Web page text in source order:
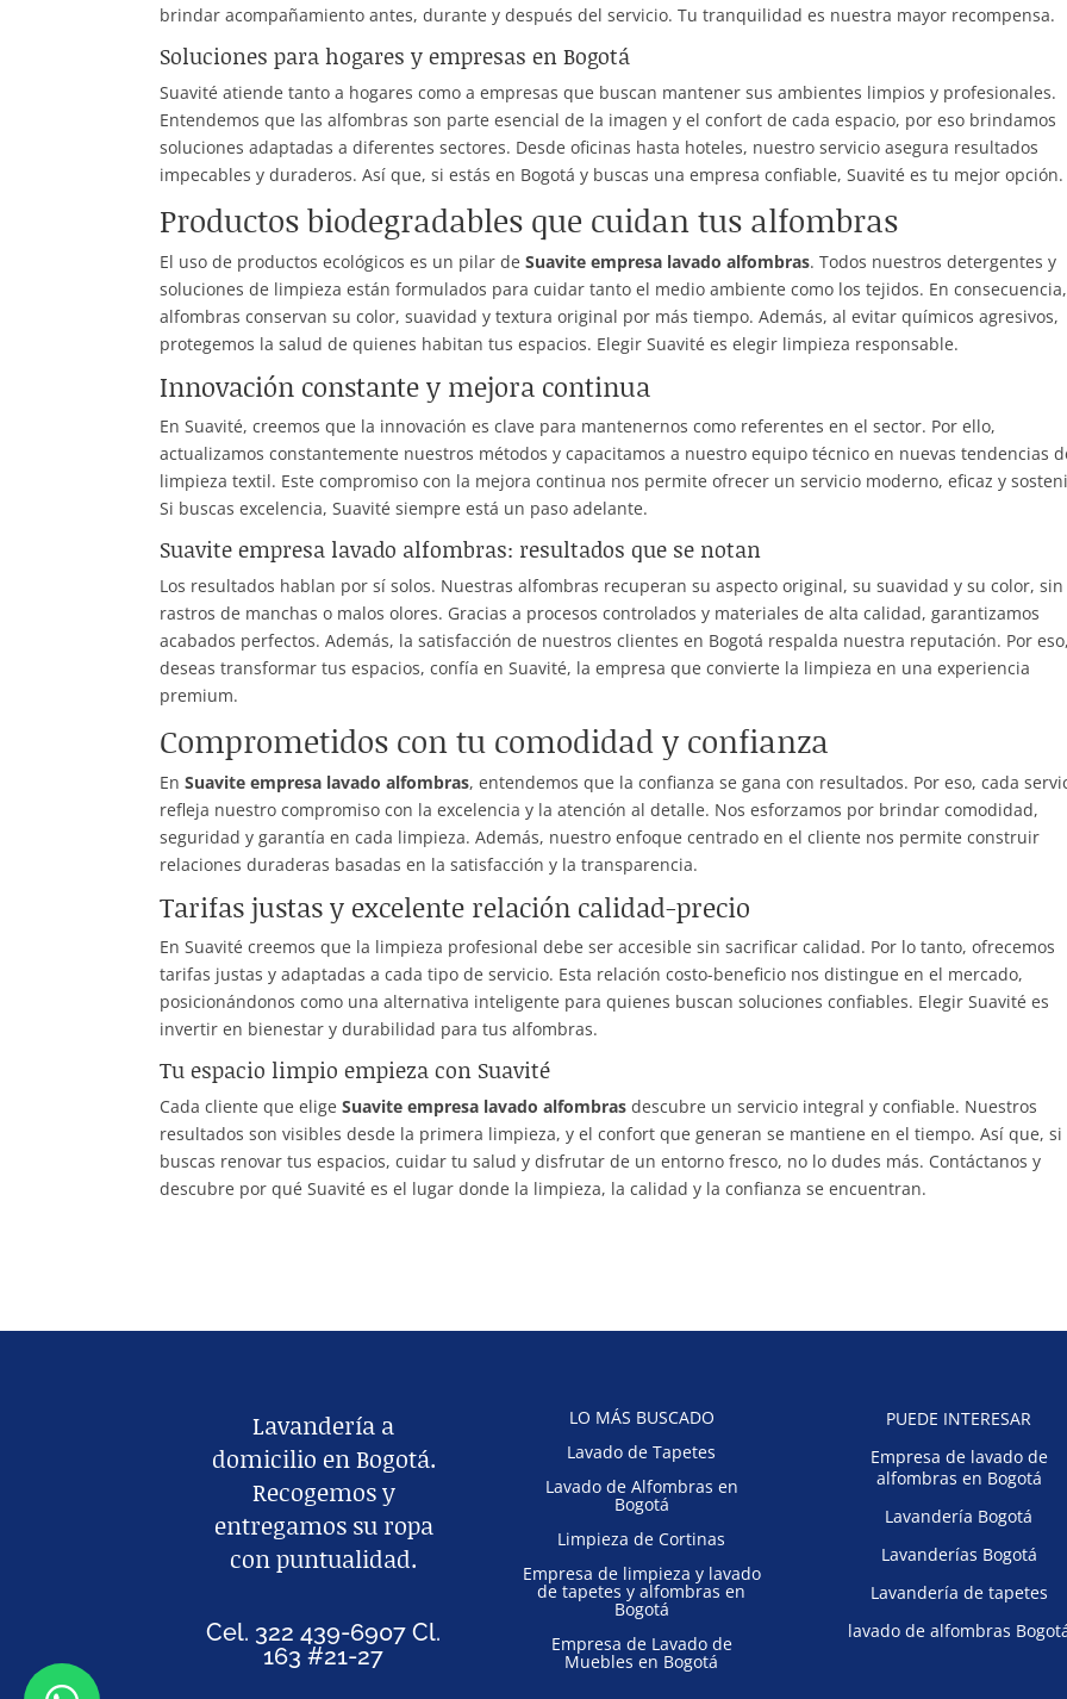
brindar acompañamiento antes, durante y después del servicio. Tu tranquilidad es nuestra mayor recompensa.
Soluciones para hogares y empresas en Bogotá
Suavité atiende tanto a hogares como a empresas que buscan mantener sus ambientes limpios y profesionales.
Entendemos que las alfombras son parte esencial de la imagen y el confort de cada espacio, por eso brindamos
soluciones adaptadas a diferentes sectores. Desde oficinas hasta hoteles, nuestro servicio asegura resultados
impecables y duraderos. Así que, si estás en Bogotá y buscas una empresa confiable, Suavité es tu mejor opción.
Productos biodegradables que cuidan tus alfombras
El uso de productos ecológicos es un pilar deSuavite empresa lavado alfombras. Todos nuestros detergentes y
soluciones de limpieza están formulados para cuidar tanto el medio ambiente como los tejidos. En
alfombras conservan su color, suavidad y textura original por más tiempo. Además, al evitar químicos agresivos,
protegemos la salud de quienes habitan tus espacios. Elegir Suavité es elegir limpieza responsable.
Innovación constante y mejora continua
En Suavité, creemos que la innovación es clave para mantenernos como referentes en el sector. Por ello,
actualizamos constantemente nuestros métodos y capacitamos a nuestro equipo técnico en nuevas tendencias
limpieza textil. Este compromiso con la mejora continua nos permite ofrecer un servicio moderno, eficaz y
Si buscas excelencia, Suavité siempre está un paso adelante.
Suavite empresa lavado alfombras: resultados que se notan
Los resultados hablan por sí solos. Nuestras alfombras recuperan su aspecto original, su suavidad y su color, sin
rastros de manchas o malos olores. Gracias a procesos controlados y materiales de alta calidad, garantizamos
acabados perfectos. Además, la satisfacción de nuestros clientes en Bogotá respalda nuestra reputación. Por
deseas transformar tus espacios, confía en Suavité, la empresa que convierte la limpieza en una experiencia
premium.
Comprometidos con tu comodidad y confianza
EnSuavite empresa lavado alfombras, entendemos que la confianza se gana con resultados. Por eso, cada
refleja nuestro compromiso con la excelencia y la atención al detalle. Nos esforzamos por brindar comodidad,
seguridad y garantía en cada limpieza. Además, nuestro enfoque centrado en el cliente nos permite construir
relaciones duraderas basadas en la satisfacción y la transparencia.
Tarifas justas y excelente relación calidad-precio
En Suavité creemos que la limpieza profesional debe ser accesible sin sacrificar calidad. Por lo tanto, ofrecemos
tarifas justas y adaptadas a cada tipo de servicio. Esta relación costo-beneficio nos distingue en el mercado,
posicionándonos como una alternativa inteligente para quienes buscan soluciones confiables. Elegir Suavité es
invertir en bienestar y durabilidad para tus alfombras.
Tu espacio limpio empieza con Suavité
Cada cliente que eligeSuavite empresa lavado alfombras descubre un servicio integral y confiable. Nuestros
resultados son visibles desde la primera limpieza, y el confort que generan se mantiene en el tiempo. Así que, si
buscas renovar tus espacios, cuidar tu salud y disfrutar de un entorno fresco, no lo dudes más. Contáctanos y
descubre por qué Suavité es el lugar donde la limpieza, la calidad y la confianza se encuentran.
Lavandería a
domicilio en Bogotá.
Recogemos y
entregamos su ropa
con puntualidad.
Cel. 322 439-6907 Cl.
163 #21-27
LO MÁS BUSCADO
Lavado de Tapetes
Lavado de Alfombras en
Bogotá
Limpieza de Cortinas
Empresa de limpieza y lavado
de tapetes y alfombras en
Bogotá
Empresa de Lavado de
Muebles en Bogotá
PUEDE INTERESAR
Empresa de lavado de
alfombras en Bogotá
Lavandería Bogotá
Lavanderías Bogotá
Lavandería de tapetes
lavado de alfombras